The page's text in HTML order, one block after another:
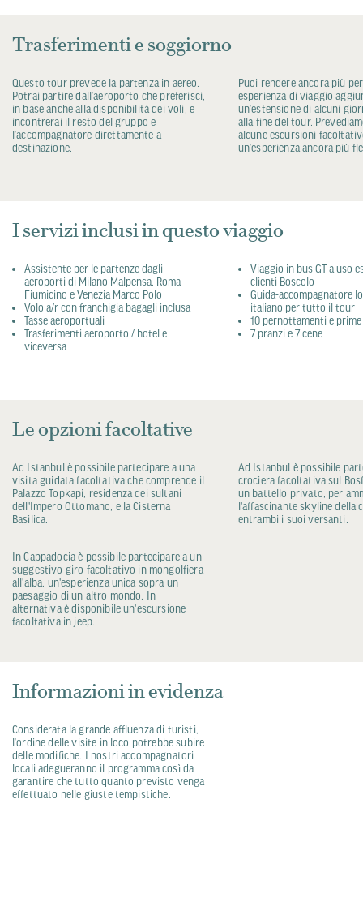
Trasferimenti e soggiorno
Questo tour prevede la partenza in aereo.
Potrai partire dall’aeroporto che preferisci,
in base anche alla disponibilità dei voli, e
incontrerai il resto del gruppo e
l’accompagnatore direttamente a
destinazione.
Puoi rendere ancora più
esperienza di viaggio
un’estensione di alcuni
alla fine del tour.
alcune escursioni
un’esperienza ancora più
I servizi inclusi in questo viaggio
Assistente per le partenze dagli
aeroporti di Milano Malpensa, Roma
Fiumicino e Venezia Marco Polo
Volo a/r con franchigia bagagli inclusa
Tasse aeroportuali
Trasferimenti aeroporto / hotel e
viceversa
Viaggio in bus GT a uso
clienti Boscolo
Guida-accompagnatore
italiano per tutto il tour
10 pernottamenti e
7 pranzi e 7 cene
Le opzioni facoltative
Ad Istanbul è possibile partecipare a una
visita guidata facoltativa che comprende il
Palazzo Topkapi, residenza dei sultani
dell'Impero Ottomano, e la Cisterna
Basilica.
Ad Istanbul è possibile
crociera facoltativa sul
un battello privato, per
l'affascinante skyline della
entrambi i suoi versanti.
In Cappadocia è possibile partecipare a un
suggestivo giro facoltativo in mongolfiera
all'alba, un'esperienza unica sopra un
paesaggio di un altro mondo. In
alternativa è disponibile un'escursione
facoltativa in jeep.
Informazioni in evidenza
Considerata la grande affluenza di turisti,
l’ordine delle visite in loco potrebbe subire
delle modifiche. I nostri accompagnatori
locali adegueranno il programma così da
garantire che tutto quanto previsto venga
effettuato nelle giuste tempistiche.